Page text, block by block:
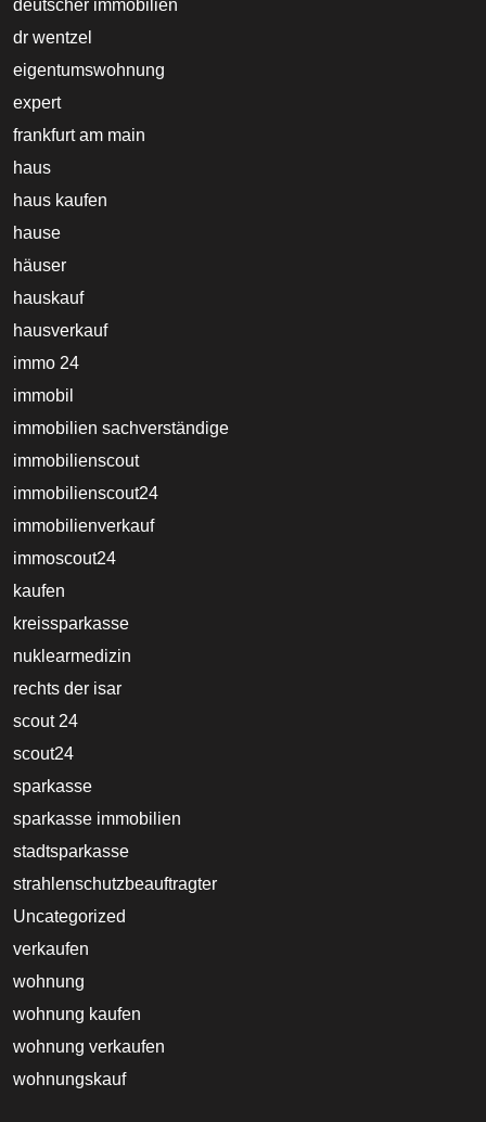
deutscher immobilien
dr wentzel
eigentumswohnung
expert
frankfurt am main
haus
haus kaufen
hause
häuser
hauskauf
hausverkauf
immo 24
immobil
immobilien sachverständige
immobilienscout
immobilienscout24
immobilienverkauf
immoscout24
kaufen
kreissparkasse
nuklearmedizin
rechts der isar
scout 24
scout24
sparkasse
sparkasse immobilien
stadtsparkasse
strahlenschutzbeauftragter
Uncategorized
verkaufen
wohnung
wohnung kaufen
wohnung verkaufen
wohnungskauf